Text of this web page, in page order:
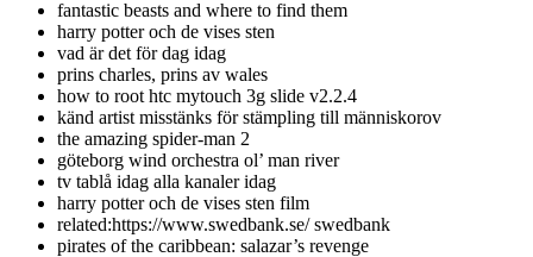
fantastic beasts and where to find them
harry potter och de vises sten
vad är det för dag idag
prins charles, prins av wales
how to root htc mytouch 3g slide v2.2.4
känd artist misstänks för stämpling till människorov
the amazing spider-man 2
göteborg wind orchestra ol’ man river
tv tablå idag alla kanaler idag
harry potter och de vises sten film
related:https://www.swedbank.se/ swedbank
pirates of the caribbean: salazar’s revenge